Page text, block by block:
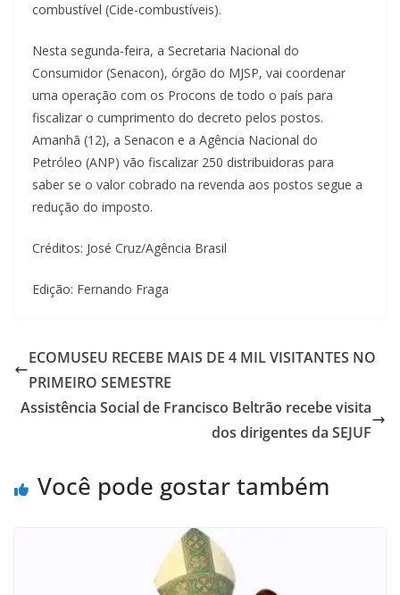
combustível (Cide-combustíveis).
Nesta segunda-feira, a Secretaria Nacional do
Consumidor (Senacon), órgão do MJSP, vai coordenar
uma operação com os Procons de todo o país para
fiscalizar o cumprimento do decreto pelos postos.
Amanhã (12), a Senacon e a Agência Nacional do
Petróleo (ANP) vão fiscalizar 250 distribuidoras para
saber se o valor cobrado na revenda aos postos segue a
redução do imposto.
Créditos: José Cruz/Agência Brasil
Edição: Fernando Fraga
ECOMUSEU RECEBE MAIS DE 4 MIL VISITANTES NO
PRIMEIRO SEMESTRE
Assistência Social de Francisco Beltrão recebe visita
dos dirigentes da SEJUF
Você pode gostar também